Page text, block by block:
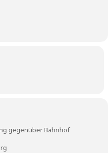
gegenüber Bahnhof